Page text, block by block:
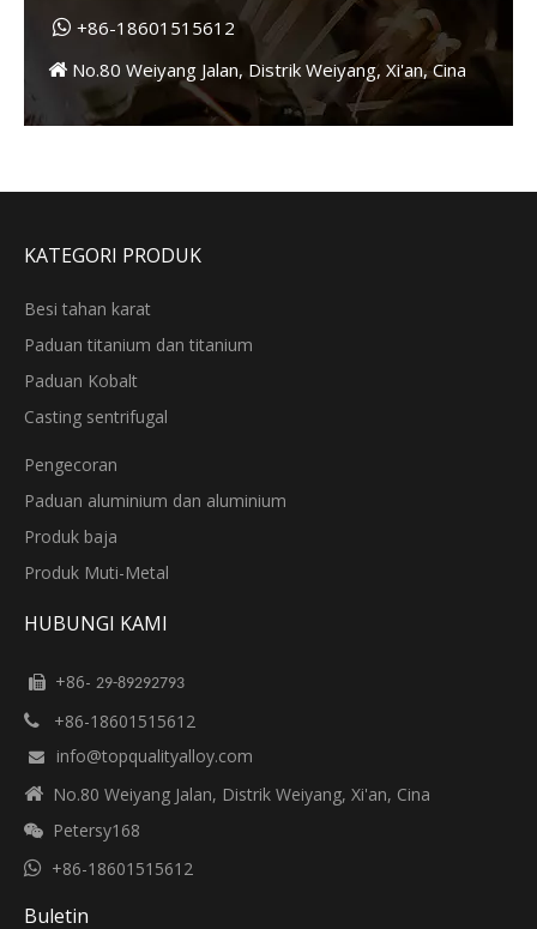
 +86-18601515612
 No.80 Weiyang Jalan, Distrik Weiyang, Xi'an, Cina
KATEGORI PRODUK
Besi tahan karat
Paduan titanium dan titanium
Paduan Kobalt
Casting sentrifugal
Pengecoran
Paduan aluminium dan aluminium
Produk baja
Produk Muti-Metal
HUBUNGI KAMI
 +86- 29-89292793
 +86-18601515612
 info@topqualityalloy.com
 No.80 Weiyang Jalan, Distrik Weiyang, Xi'an, Cina
 Petersy168
 +86-18601515612
Buletin